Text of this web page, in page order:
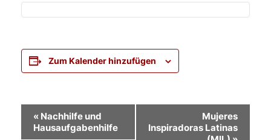
Zum Kalender hinzufügen
Veranstaltung-
Navigation
« Nachhilfe und
Hausaufgabenhilfe
Mujeres
Inspiradoras Latinas